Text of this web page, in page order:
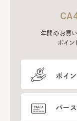
年間のお買
ポイン
ポイ
バー